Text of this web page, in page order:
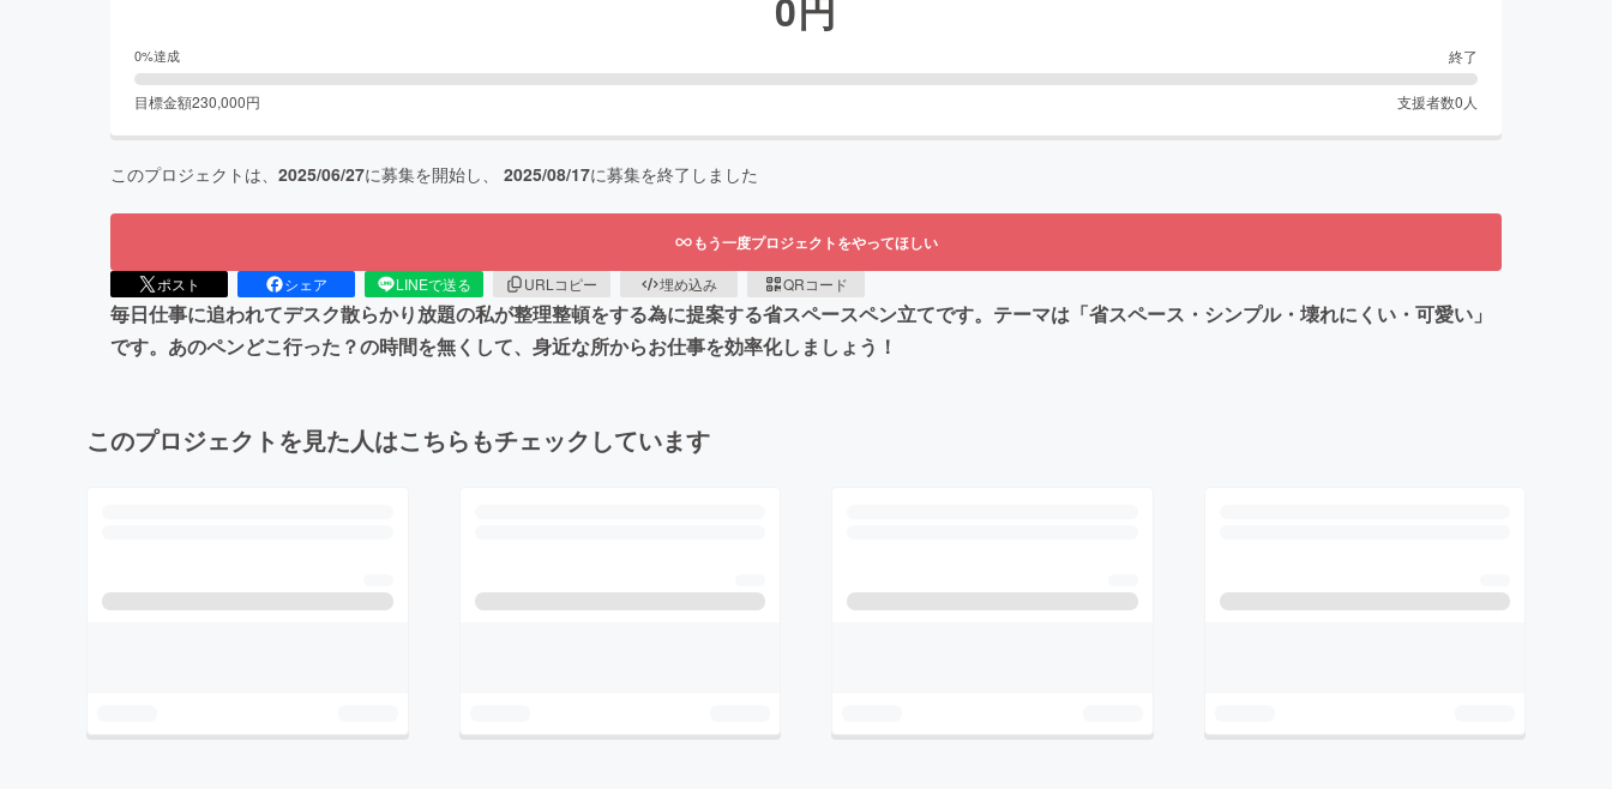
0%達成 終了
目標金額230,000円 支援者数0 人
このプロジェクトは、 2025/06/27に募集を開始し、 2025/08/17に募集を終了しました
もう一度プロジェクトをやってほしい
ポスト シェア LINEで送る URLコピー 埋め込み QRコード
毎日仕事に追われてデスク散らかり放題の私が整理整頓をする為に提案する省スペースペン立てです。テーマは「省スペース・シンプル・壊れにくい・可愛い」
です。あのペンどこ行った？の時間を無くして、身近な所からお仕事を効率化しましょう！
このプロジェクトを見た人はこちらもチェックしています